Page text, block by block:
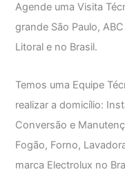
Agende uma Visita
grande São Paulo,
Litoral e no Brasil.
Temos uma Equipe
realizar a domicílio:
Conversão e
Fogão, Forno,
marca Electrolux no